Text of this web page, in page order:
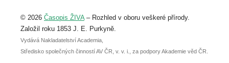
abstraktu přihlášené přednášky nebo
posteru je už 30. června.
© 2026 Časopis ŽIVA– Rozhled v oboru veškeré přírody.
Založil roku 1853 J. E. Purkyně.
Vydává Nakladatelství Academia,
Středisko společných činností AV ČR, v. v. i., za podpory Akademie věd ČR.